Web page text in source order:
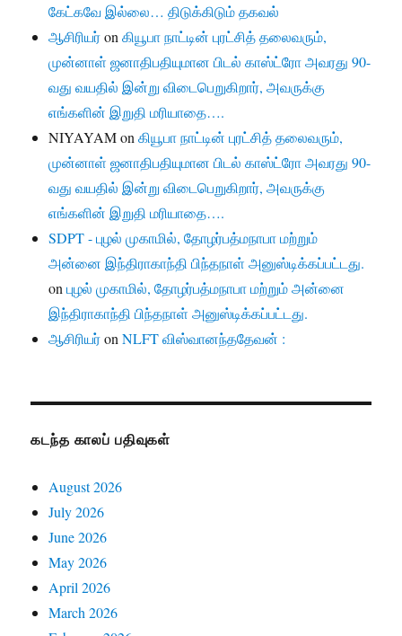
கேட்கவே இல்லை… திடுக்கிடும் தகவல்
ஆசிரியர்onகியூபா நாட்டின் புரட்சித் தலைவரும்,
முன்னாள் ஜனாதிபதியுமான பிடல் காஸ்ட்ரோ அவரது 90-
வது வயதில் இன்று விடைபெறுகிறார், அவருக்கு
எங்களின் இறுதி மரியாதை….
NIYAYAMonகியூபா நாட்டின் புரட்சித் தலைவரும்,
முன்னாள் ஜனாதிபதியுமான பிடல் காஸ்ட்ரோ அவரது 90-
வது வயதில் இன்று விடைபெறுகிறார், அவருக்கு
எங்களின் இறுதி மரியாதை….
SDPT - புழல் முகாமில், தோழர்பத்மநாபா மற்றும்
அன்னை இந்திராகாந்தி பிந்தநாள் அனுஸ்டிக்கப்பட்டது.
onபுழல் முகாமில், தோழர்பத்மநாபா மற்றும் அன்னை
இந்திராகாந்தி பிந்தநாள் அனுஸ்டிக்கப்பட்டது.
ஆசிரியர்onNLFT விஸ்வானந்ததேவன் :
கடந்த காலப் பதிவுகள்
August 2026
July 2026
June 2026
May 2026
April 2026
March 2026